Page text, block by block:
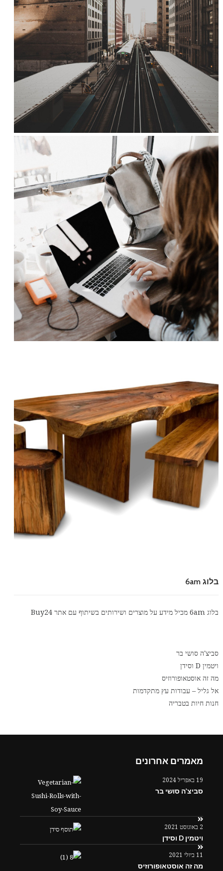
בלוג 6am
בלוג 6am מכיל מידע על מוצרים ושירותים בשיתוף עם אתר Buy24
סביצ'ה סושי בר
ויטמין D וסידן
מה זה אוסטאופורוזיס
אל גליל – עבודות עץ מתקדמות
חנות חיות בטבריה
מאמרים אחרונים
19 באפריל 2024
סביצ'ה סושי בר
2 באוגוסט 2021
ויטמין D וסידן
11 ביולי 2021
מה זה אוסטאופורוזיס